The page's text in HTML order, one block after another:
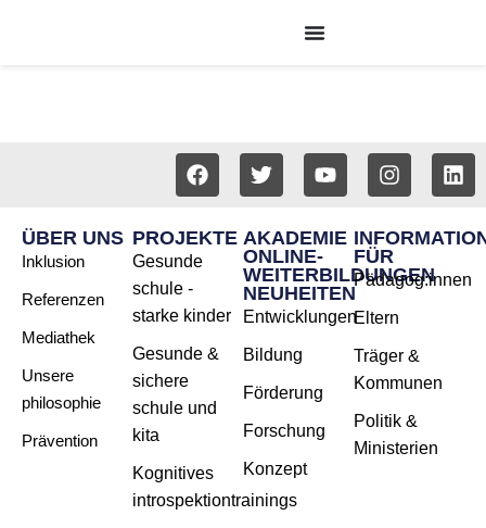
ÜBER UNS
Inklusion
Referenzen
Mediathek
Unsere
philosophie
Prävention
PROJEKTE
Gesunde
schule -
starke kinder
Gesunde &
sichere
schule und
kita
Kognitives
introspektiontrainings
AKADEMIE
ONLINE-
WEITERBILDUNGEN
NEUHEITEN
Entwicklungen
Bildung
Förderung
Forschung
Konzept
FÜR
Pädagog:innen
Eltern
Träger &
Kommunen
Politik &
Ministerien